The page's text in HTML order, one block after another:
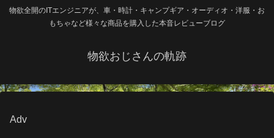
物欲全開のITエンジニアが、車・時計・キャンプギア・オーディオ・洋服・お
もちゃなど様々な商品を購入した本音レビューブログ
物欲おじさんの軌跡
Adv